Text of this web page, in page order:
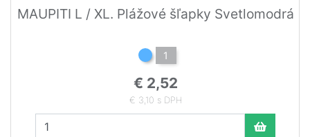
MAUPITI L / XL. Plážové šľapky Svetlomodrá
1
€ 2,52
€ 3,10 s DPH